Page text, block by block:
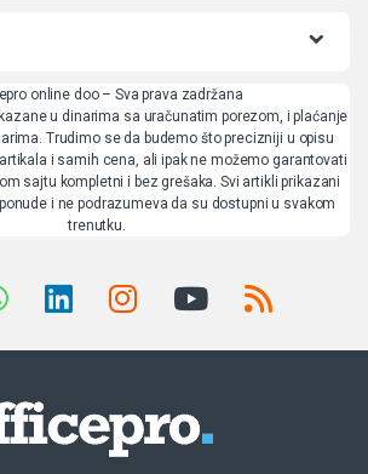
online doo – Sva prava zadržana
u dinarima sa uračunatim porezom, i plaćanje
Trudimo se da budemo što precizniji u opisu
i samih cena, ali ipak ne možemo garantovati
sajtu kompletni i bez grešaka. Svi artikli prikazani
i ne podrazumeva da su dostupni u svakom
trenutku.